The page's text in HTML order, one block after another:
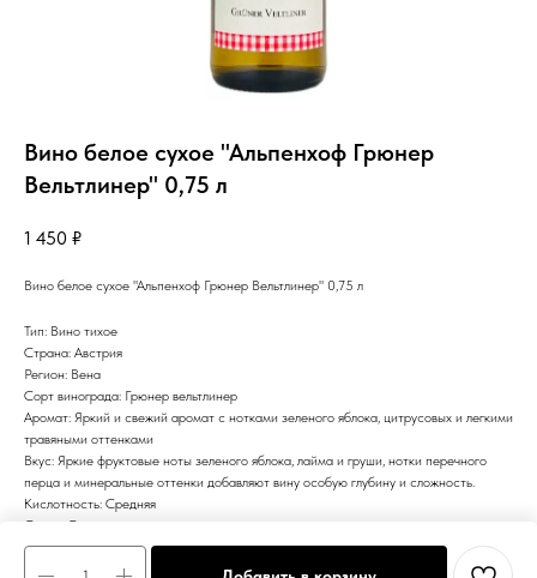
Вино белое сухое "Альпенхоф Грюнер
Вельтлинер" 0,75 л
1 450 ₽
Вино белое сухое "Альпенхоф Грюнер Вельтлинер" 0,75 л
Тип: Вино тихое
Страна: Австрия
Регион: Вена
Сорт винограда: Грюнер вельтлинер
Аромат: Яркий и свежий аромат с нотками зеленого яблока, цитрусовых и легкими
травяными оттенками
Вкус: Яркие фруктовые ноты зеленого яблока, лайма и груши, нотки перечного
перца и минеральные оттенки добавляют вину особую глубину и сложность.
Кислотность: Средняя
Сахар: Сухое
Цвет: Белое